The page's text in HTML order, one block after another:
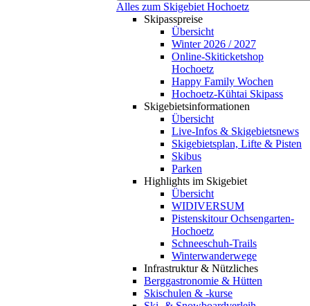
Alles zum Skigebiet Hochoetz
Skipasspreise
Übersicht
Winter 2026 / 2027
Online-Skiticketshop
Hochoetz
Happy Family Wochen
Hochoetz-Kühtai Skipass
Skigebietsinformationen
Übersicht
Live-Infos & Skigebietsnews
Skigebietsplan, Lifte & Pisten
Skibus
Parken
Highlights im Skigebiet
Übersicht
WIDIVERSUM
Pistenskitour Ochsengarten-
Hochoetz
Schneeschuh-Trails
Winterwanderwege
Infrastruktur & Nützliches
Berggastronomie & Hütten
Skischulen & -kurse